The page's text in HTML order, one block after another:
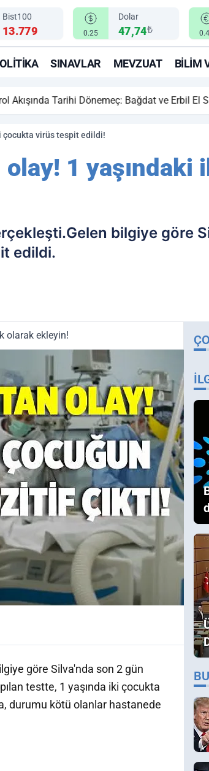
Bist100
13.779 0.25
Dolar
47,74₺
SINAVLAR MEVZUAT BILIM
ve Erbil El Sıkıştı, Enerji Rotası Türkiye!
çocukta virüs tespit edildi!
1 yaşındaki
bilgiye göre
edildi.
olarak ekleyin!
göre Silva'nda son 2 gün
testte, 1 yaşında iki çocukta
durumu kötü olanlar hastanede